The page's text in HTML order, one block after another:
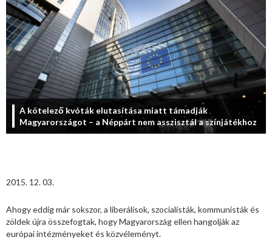
A kötelező kvóták elutasítása miatt támadják
Magyarországot – a Néppárt nem asszisztál a színjátékhoz
2015. 12. 03.
Ahogy eddig már sokszor, a liberálisok, szocialisták, kommunisták és
zöldek újra összefogtak, hogy Magyarország ellen hangolják az
európai intézményeket és közvéleményt.